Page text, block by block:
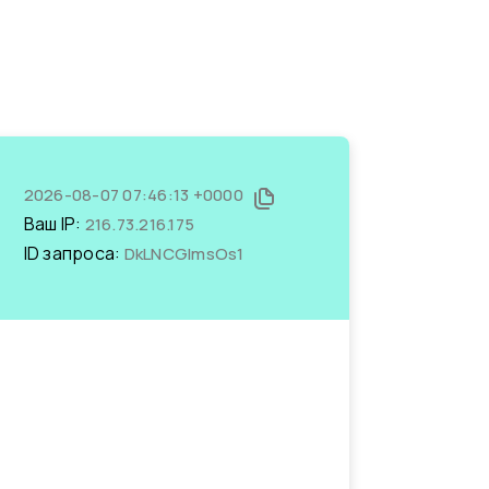
2026-08-07 07:46:13 +0000
Ваш IP: 216.73.216.175
ID запроса: DkLNCGImsOs1